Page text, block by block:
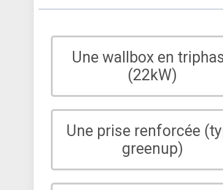
Une wallbox en
(22kW)
Une prise renforcée
greenup)